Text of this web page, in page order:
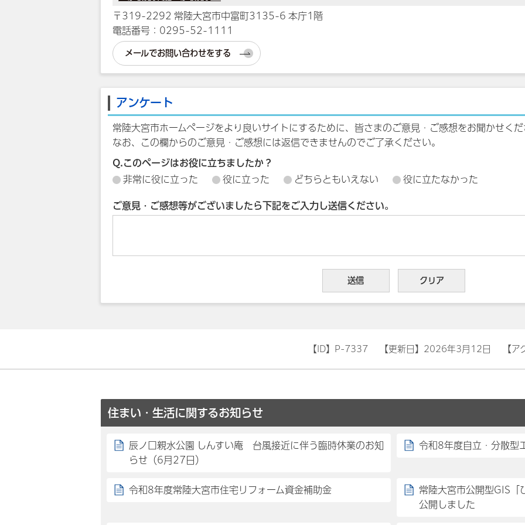
〒319-2292 常陸大宮市中富町3135-6 本庁1階
電話番号：0295-52-1111
メールでお問い合わせをする
アンケート
常陸大宮市ホームページをより良いサイトにするために、皆さまのご意見・ご感想をお聞かせく
なお、この欄からのご意見・ご感想には返信できませんのでご了承ください。
Q.このページはお役に立ちましたか？
非常に役に立った
役に立った どちらともいえない 役に立たなかった
ご意見・ご感想等がございましたら下記をご入力し送信ください。
【ID】 P-7337 【更新日】 2026年3月12日 【ア
住まい・生活に関するお知らせ
辰ノ口親水公園 しんすい庵 台風接近に伴う臨時休業のお知
らせ（6月27日）
令和8年度自立・分散型
令和8年度常陸大宮市住宅リフォーム資金補助金
常陸大宮市公開型GIS「
公開しました